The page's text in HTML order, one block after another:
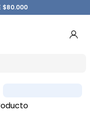
$80.000